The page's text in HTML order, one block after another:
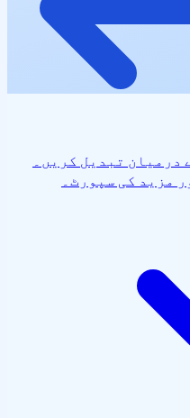
درمیان تبدیل کریں۔